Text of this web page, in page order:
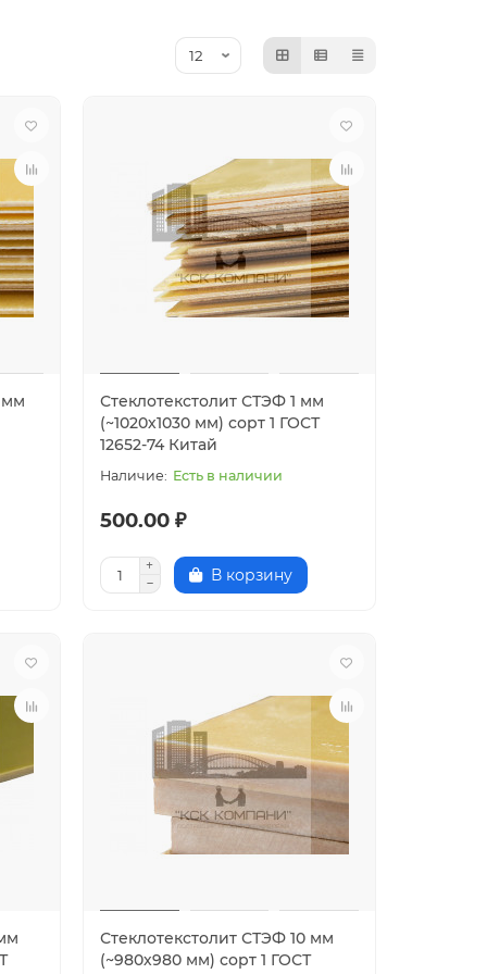
мм
Стеклотекстолит СТЭФ 1 мм
(~1020х1030 мм) сорт 1 ГОСТ
12652-74 Китай
Есть в наличии
500.00 ₽
В корзину
Стеклотекстолит СТЭФ 10 мм
(~980х980 мм) сорт 1 ГОСТ